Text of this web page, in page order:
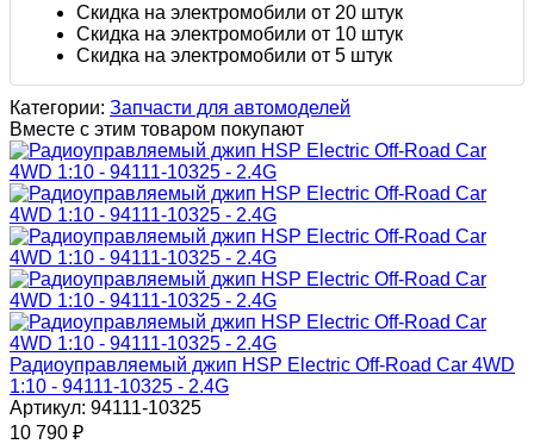
Скидка на электромобили от 20 штук
Скидка на электромобили от 10 штук
Скидка на электромобили от 5 штук
Категории: Запчасти для автомоделей
Вместе с этим товаром покупают
Радиоуправляемый джип HSP Electric Off-Road Car 4WD
1:10 - 94111-10325 - 2.4G
Артикул: 94111-10325
10 790 ₽